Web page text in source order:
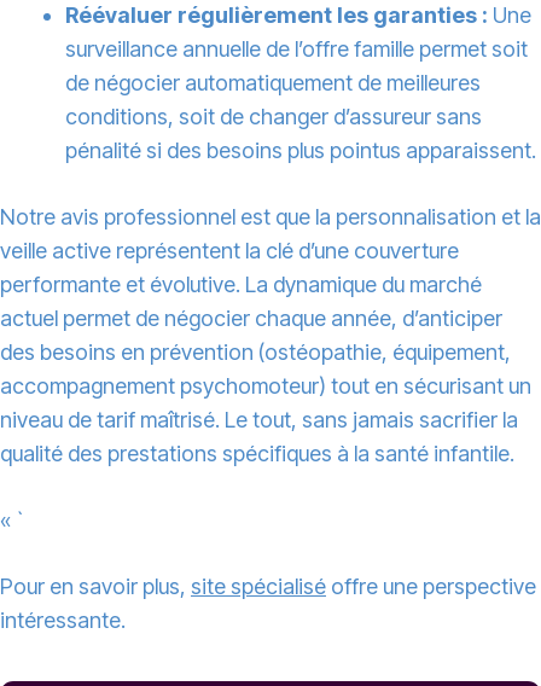
Réévaluer régulièrement les garanties : Une
surveillance annuelle de l’offre famille permet soit
de négocier automatiquement de meilleures
conditions, soit de changer d’assureur sans
pénalité si des besoins plus pointus apparaissent.
Notre avis professionnel est que la personnalisation et la
veille active représentent la clé d’une couverture
performante et évolutive. La dynamique du marché
actuel permet de négocier chaque année, d’anticiper
des besoins en prévention (ostéopathie, équipement,
accompagnement psychomoteur) tout en sécurisant un
niveau de tarif maîtrisé. Le tout, sans jamais sacrifier la
qualité des prestations spécifiques à la santé infantile.
« `
Pour en savoir plus, site spécialisé offre une perspective
intéressante.